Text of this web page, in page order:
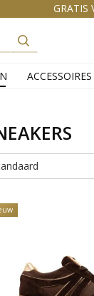
GRATIS
ACCESSOIRES